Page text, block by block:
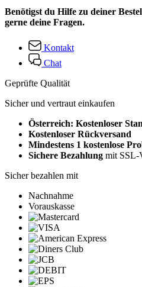
Benötigst du Hilfe zu deiner
gerne deine Fragen.
Kontakt
Chat
Geprüfte Qualität
Sicher und vertraut einkaufen
Österreich: Kostenloser
Kostenloser Rückversand
Mindestens 1 kostenlose
Sichere Bezahlung mit SSL-
Sicher bezahlen mit
Nachnahme
Vorauskasse